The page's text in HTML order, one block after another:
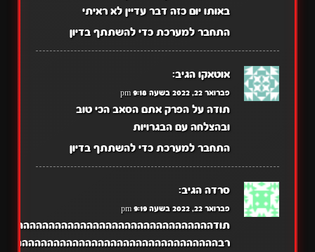
באותו יום כזה דבר עדיין לא ראיתי
התחבר למערכת כדי להשתתף בדיון
אוטאקו הגיב:
פברואר 22, 2022 בשעה 9:18 pm
תודה על הפרק אתם הסאב הכי טוב
ובהצלחה עם הבגרויות
התחבר למערכת כדי להשתתף בדיון
סרדה הגיב:
פברואר 22, 2022 בשעה 9:19 pm
תודההההההההההההההההההההההההההההההההה